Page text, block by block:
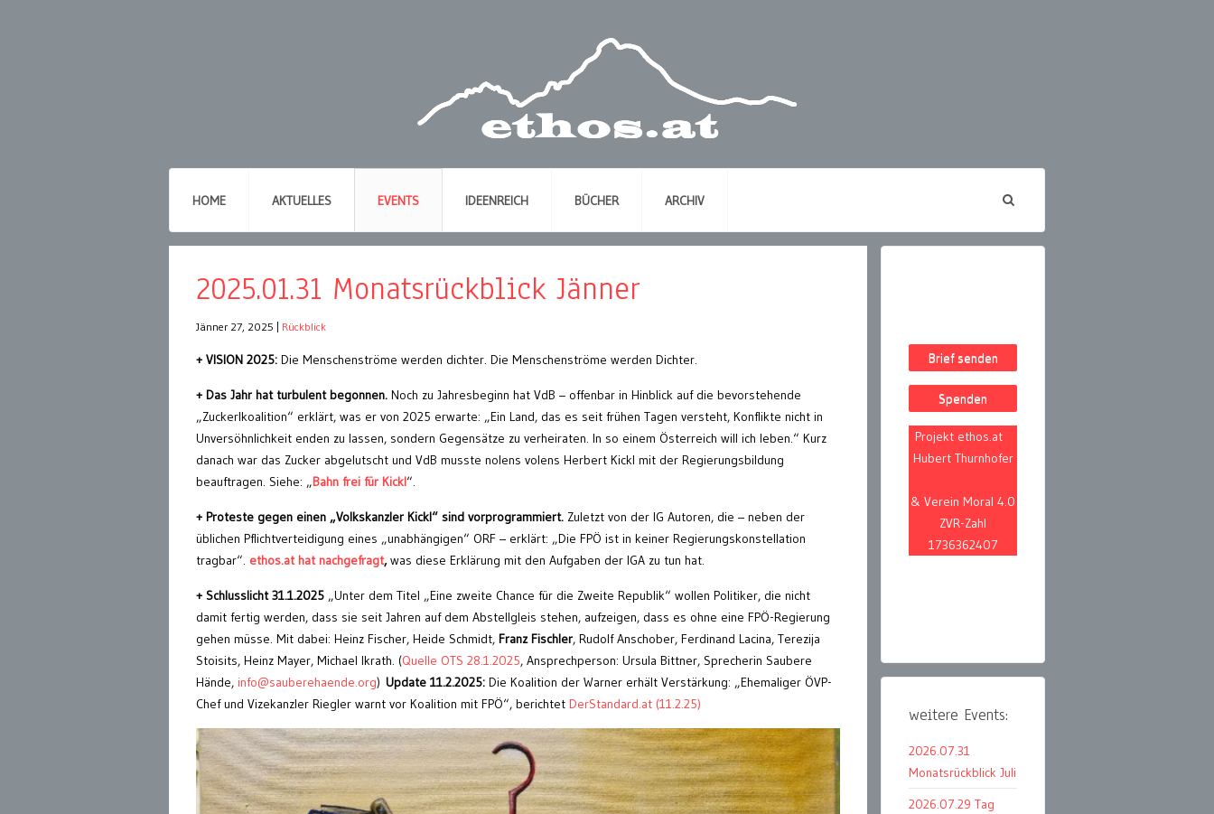
HOME AKTUELLES EVENTS IDEENREICH BÜCHER ARCHIV
2025.01.31 Monatsrückblick Jänner
Jänner 27, 2025 Rückblick
+ VISION 2025: Die Menschenströme werden dichter. Die Menschenströme werden Dichter.
+ Das Jahr hat turbulent begonnen. Noch zu Jahresbeginn hat VdB – offenbar in Hinblick auf die bevorstehende
„Zuckerlkoalition“ erklärt, was er von 2025 erwarte: „Ein Land, das es seit frühen Tagen versteht, Konflikte nicht in
Unversöhnlichkeit enden zu lassen, sondern Gegensätze zu verheiraten. In so einem Österreich will ich leben.“ Kurz
danach war das Zucker abgelutscht und VdB musste nolens volens Herbert Kickl mit der Regierungsbildung
beauftragen. Siehe: „Bahn frei für Kickl“.
+ Proteste gegen einen „Volkskanzler Kickl“ sind vorprogrammiert. Zuletzt von der IG Autoren, die – neben der
üblichen Pflichtverteidigung eines „unabhängigen“ ORF – erklärt: „Die FPÖ ist in keiner Regierungskonstellation
tragbar“. ethos.at hat nachgefragt,was diese Erklärung mit den Aufgaben der IGA zu tun hat.
+ Schlusslicht 31.1.2025 „Unter dem Titel „Eine zweite Chance für die Zweite Republik“ wollen Politiker, die nicht
damit fertig werden, dass sie seit Jahren auf dem Abstellgleis stehen, aufzeigen, dass es ohne eine FPÖ-Regierung
gehen müsse. Mit dabei: Heinz Fischer, Heide Schmidt, Franz Fischler, Rudolf Anschober, Ferdinand Lacina, Terezija
Stoisits, Heinz Mayer, Michael Ikrath. (Quelle OTS 28.1.2025, Ansprechperson: Ursula Bittner, Sprecherin Saubere
Hände, info@sauberehaende.org) Update 11.2.2025: Die Koalition der Warner erhält Verstärkung: „Ehemaliger ÖVP-
Chef und Vizekanzler Riegler warnt vor Koalition mit FPÖ“, berichtet DerStandard.at (11.2.25)
Brief senden
Spenden
Projekt ethos.at
Hubert Thurnhofer
& Verein Moral 4.0
ZVR-Zahl
1736362407
weitere Events:
2026.07.31
Monatsrückblick Juli
2026.07.29 Tag